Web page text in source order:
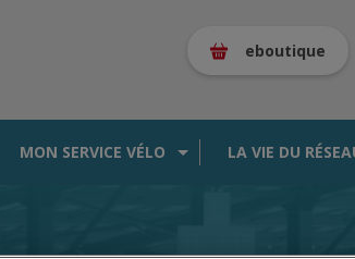
eboutique
MON SERVICE VÉLO LA VIE DU